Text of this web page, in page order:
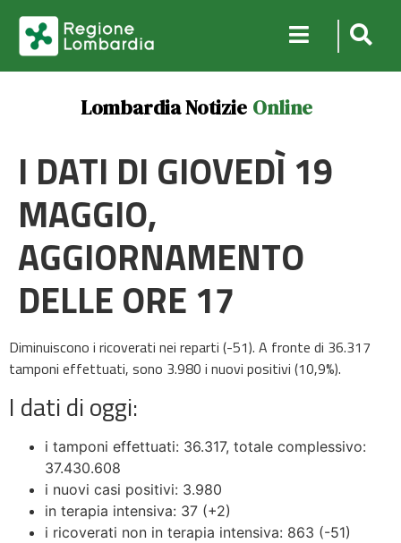
Lombardia Notizie Online
I DATI DI GIOVEDÌ 19
MAGGIO,
AGGIORNAMENTO
DELLE ORE 17
Diminuiscono i ricoverati nei reparti (-51). A fronte di 36.317
tamponi effettuati, sono 3.980 i nuovi positivi (10,9%).
I dati di oggi:
i tamponi effettuati: 36.317, totale complessivo:
37.430.608
i nuovi casi positivi: 3.980
in terapia intensiva: 37 (+2)
i ricoverati non in terapia intensiva: 863 (-51)